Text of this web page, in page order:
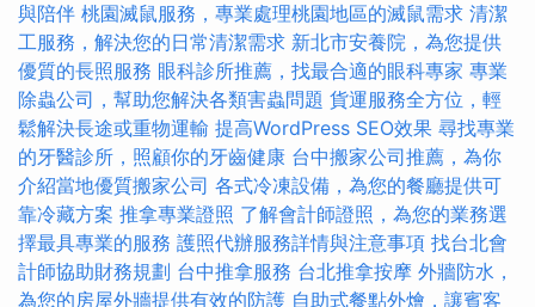
與陪伴 桃園滅鼠服務，專業處理桃園地區的滅鼠需求 清潔
工服務，解決您的日常清潔需求 新北市安養院，為您提供
優質的長照服務 眼科診所推薦，找最合適的眼科專家 專業
除蟲公司，幫助您解決各類害蟲問題 貨運服務全方位，輕
鬆解決長途或重物運輸 提高WordPress SEO效果 尋找專業
的牙醫診所，照顧你的牙齒健康 台中搬家公司推薦，為你
介紹當地優質搬家公司 各式冷凍設備，為您的餐廳提供可
靠冷藏方案 推拿專業證照 了解會計師證照，為您的業務選
擇最具專業的服務 護照代辦服務詳情與注意事項 找台北會
計師協助財務規劃 台中推拿服務 台北推拿按摩 外牆防水，
為您的房屋外牆提供有效的防護 自助式餐點外燴，讓賓客